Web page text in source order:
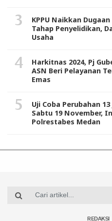
KPPU Naikkan
Tahap Penyelidikan,
Usaha
Harkitnas 2024, Pj
ASN Beri Pelayanan
Emas
Uji Coba Perubahan
Sabtu 19 November,
Polrestabes Medan
REDAKSI